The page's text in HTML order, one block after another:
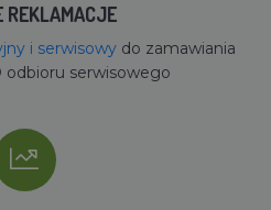
REKLAMACJE
i serwisowydo zamawiania
odbioru serwisowego